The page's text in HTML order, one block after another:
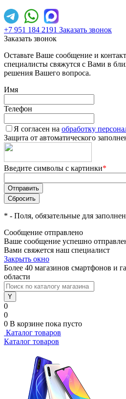
+7 951 184 2191 Заказать звонок
Заказать звонок
Оставьте Ваше сообщение и
специалисты свяжутся с Вами в
решения Вашего вопроса.
Имя
Телефон
Я согласен на обработку
Защита от автоматического
Введите символы с картинки*
* - Поля, обязательные для
Сообщение отправлено
Ваше сообщение успешно
Вами свяжется наш специалист
Закрыть окно
Более 40 магазинов смартфонов и
области
0
0
0 В корзине пока пусто
Каталог товаров
Каталог товаров